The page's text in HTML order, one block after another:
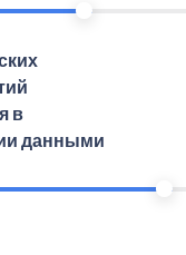
в
данными